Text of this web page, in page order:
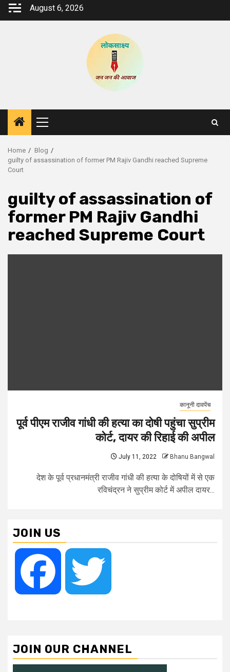
Skip
August 6, 2026
Primary
Menu
Home
Blog
guilty of assassination of former PM Rajiv Gandhi reached Supreme
Court
guilty of assassination of
former PM Rajiv Gandhi
reached Supreme Court
कानूनी दावपेंच
पूर्व पीएम राजीव गांधी की हत्या का दोषी पहुंचा सुप्रीम
कोर्ट, दायर की रिहाई की अपील
July 11, 2022 Bhanu Bangwal
देश के पूर्व प्रधानमंत्री राजीव गांधी की हत्या के दोषियों में से एक
रविचंद्रन ने सुप्रीम कोर्ट में अपील दायर...
JOIN US
Facebook
JOIN OUR CHANNEL